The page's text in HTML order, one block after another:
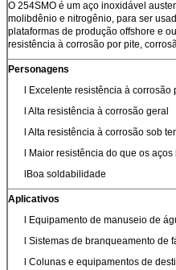
O 254SMO é um aço inoxidável
molibdênio e nitrogênio, para ser
plataformas de produção offshore e
resistência à corrosão por pite,
Personagens
l Excelente resistência à corrosão
l Alta resistência à corrosão geral
l Alta resistência à corrosão sob
l Maior resistência do que os
lBoa soldabilidade
Aplicativos
l Equipamento de manuseio de
l Sistemas de branqueamento de
l Colunas e equipamentos de